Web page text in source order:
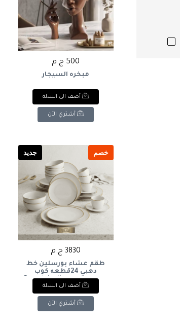
500 ج.م
مبخره السيجار
أضف الى السلة
أشتري الآن
خصم جديد
3830 ج.م
طقم عشاء بورسلين خط
دهبي 24قطعه كوب
كريميPorcelain dinner set
with gold trim, 24 pieces,
cream-colored cup
أضف الى السلة
أشتري الآن